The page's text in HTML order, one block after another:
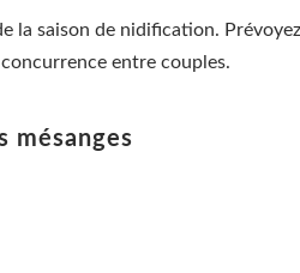
la saison de nidification.
entre couples.
mésanges